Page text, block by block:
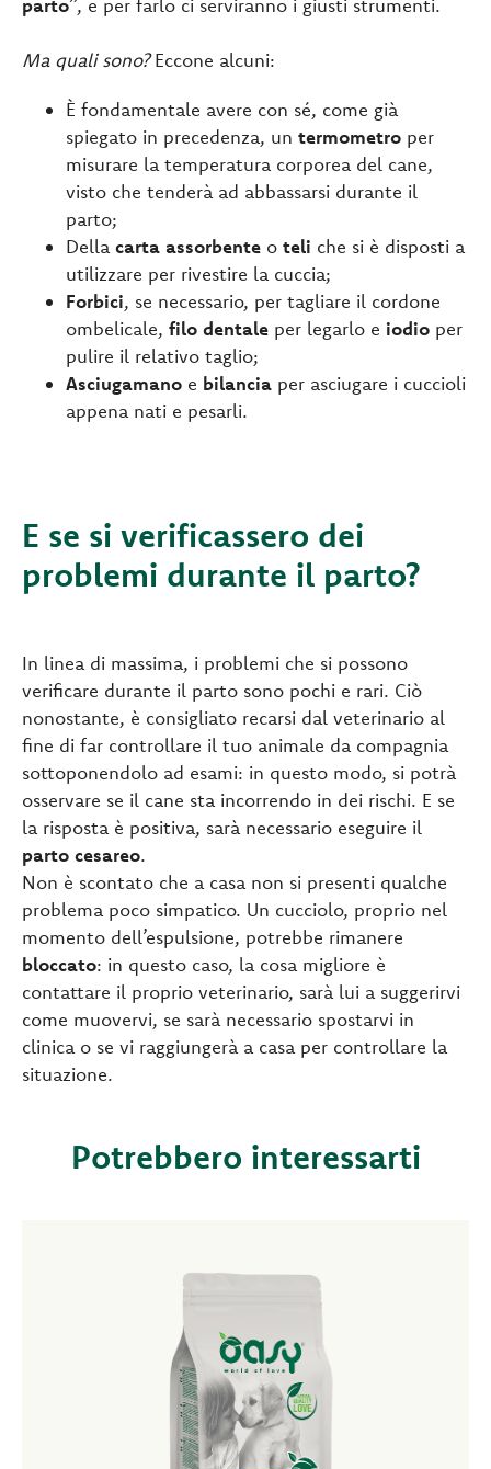
Ma quali sono?Eccone alcuni:
È fondamentale avere con sé, come già
spiegato in precedenza, un termometro per
misurare la temperatura corporea del cane,
visto che tenderà ad abbassarsi durante il
parto;
Della carta assorbente o teli che si è disposti a
utilizzare per rivestire la cuccia;
Forbici, se necessario, per tagliare il cordone
ombelicale, filo dentale per legarlo e iodio per
pulire il relativo taglio;
Asciugamano e bilancia per asciugare i cuccioli
appena nati e pesarli.
E se si verificassero dei
problemi durante il parto?
In linea di massima, i problemi che si possono
verificare durante il parto sono pochi e rari. Ciò
nonostante, è consigliato recarsi dal veterinario al
fine di far controllare il tuo animale da compagnia
sottoponendolo ad esami: in questo modo, si potrà
osservare se il cane sta incorrendo in dei rischi. E se
la risposta è positiva, sarà necessario eseguire il
parto cesareo.
Non è scontato che a casa non si presenti qualche
problema poco simpatico. Un cucciolo, proprio nel
momento dell’espulsione, potrebbe rimanere
bloccato: in questo caso, la cosa migliore è
contattare il proprio veterinario, sarà lui a suggerirvi
come muovervi, se sarà necessario spostarvi in
clinica o se vi raggiungerà a casa per controllare la
situazione.
Potrebbero interessarti